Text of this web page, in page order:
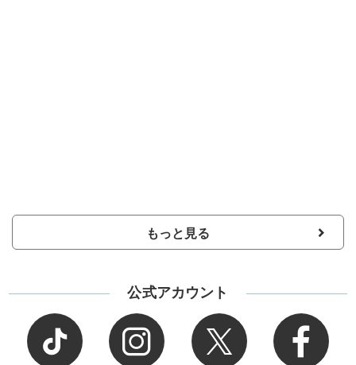
もっと見る
公式アカウント